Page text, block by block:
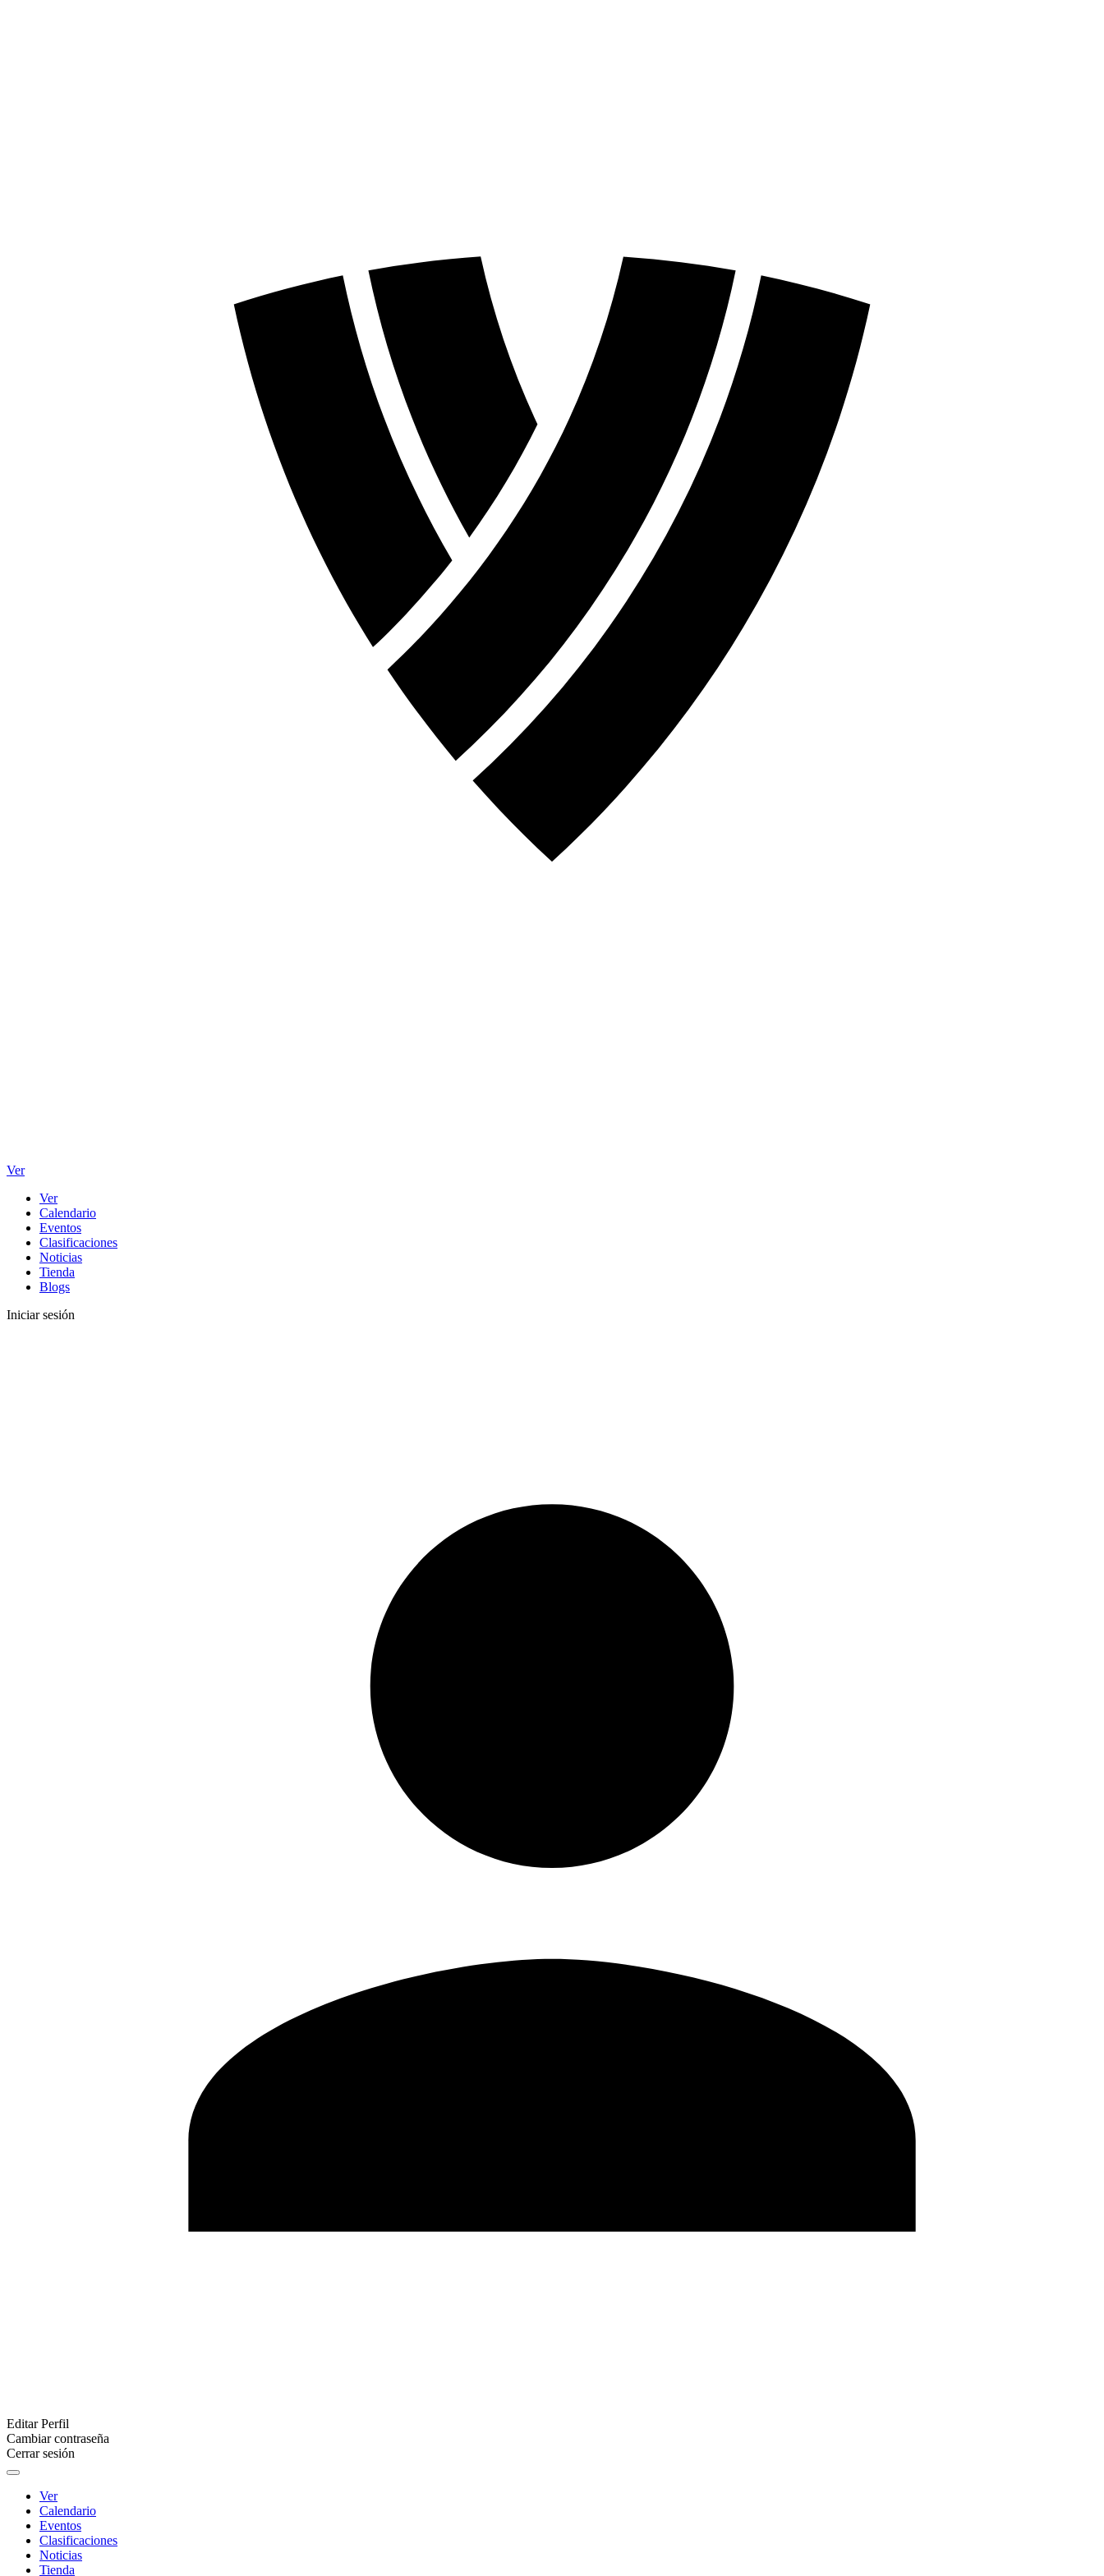
Ver
Ver
Calendario
Eventos
Clasificaciones
Noticias
Tienda
Blogs
Iniciar sesión
Editar Perfil
Cambiar contraseña
Cerrar sesión
Ver
Calendario
Eventos
Clasificaciones
Noticias
Tienda